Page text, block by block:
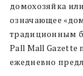
домохозяйка
означающее
традиционным
Pall Mall Gazette
ежедневно